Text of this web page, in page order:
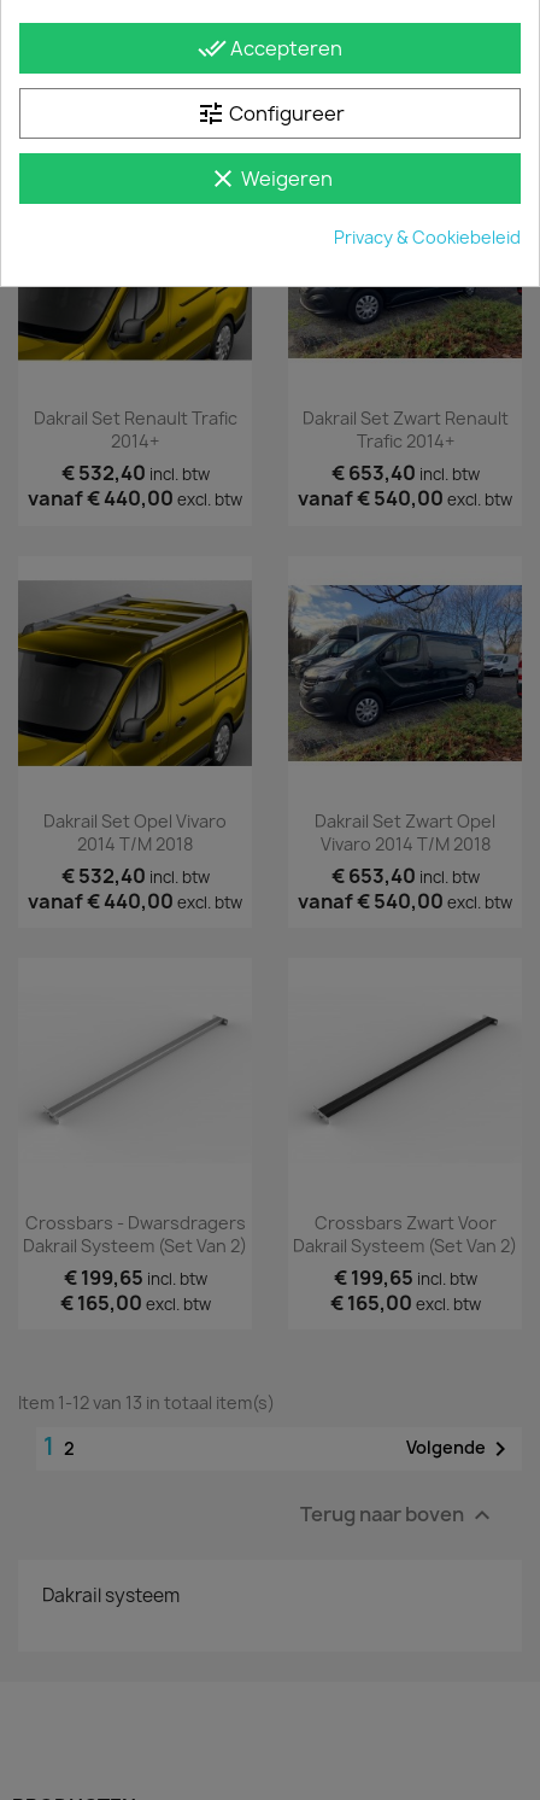
€ 653,40incl. btw
vanaf€ 540,00 excl. btw
€ 532,40
vanaf€ 440,00excl. btw
Dakrail Set Renault Trafic
2014+
€ 532,40 incl. btw
vanaf€ 440,00 excl. btw
Dakrail Set Zwart Renault
Trafic 2014+
€ 653,40 incl. btw
vanaf€ 540,00 excl. btw
Dakrail Set Opel Vivaro
2014 T/m 2018
€ 532,40 incl. btw
vanaf€ 440,00 excl. btw
Dakrail Set Zwart Opel
Vivaro 2014 T/m 2018
€ 653,40 incl. btw
vanaf€ 540,00 excl. btw
Crossbars - Dwarsdragers
Dakrail Systeem (set Van 2)
€ 199,65 incl. btw
€ 165,00 excl. btw
Crossbars Zwart Voor
Dakrail Systeem (set Van 2)
€ 199,65 incl. btw
€ 165,00 excl. btw
Item 1-12 van 13 in totaal item(s)
1 2 Volgende 
Terug naar boven 
Dakrail systeem
done_allAccepteren
tune Configureer
clear Weigeren
Privacy & Cookiebeleid